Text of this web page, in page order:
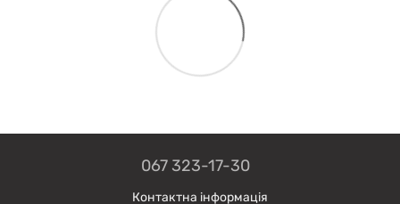
067 323-17-30
Контактна інформація